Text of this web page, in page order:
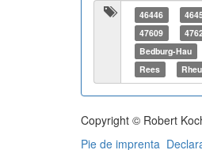
46446
47609
Bedburg-Hau
Rees
Copyright © Robert
Pie de imprenta